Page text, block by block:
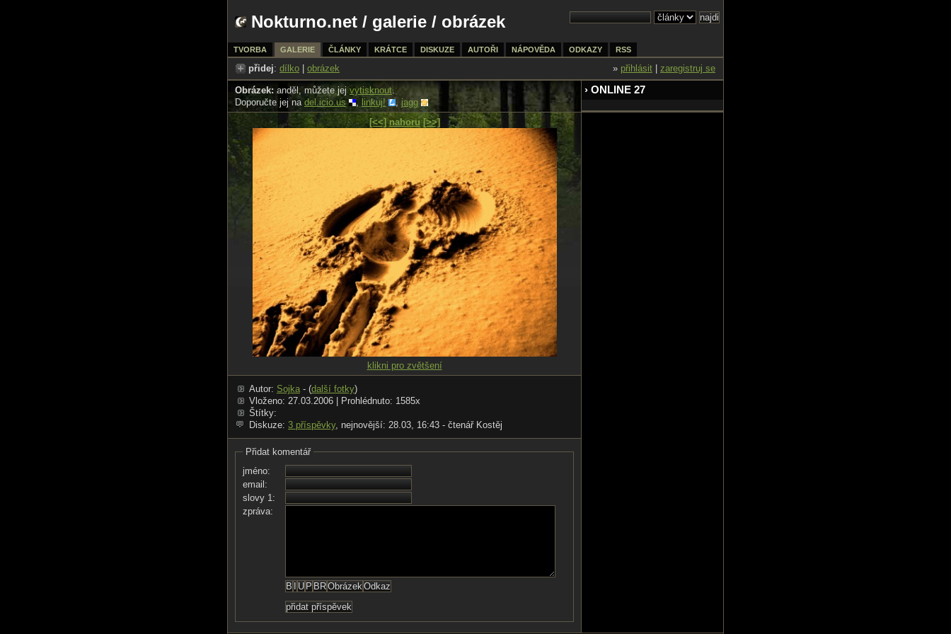
Nokturno.net / galerie / obrázek
TVORBA GALERIE ČLÁNKY KRÁTCE DISKUZE AUTOŘI NÁPOVĚDA ODKAZY RSS
přidej: dílko obrázek » přihlásit zaregistruj se
Obrázek: anděl, můžete jej vytisknout.
Doporučte jej na del.icio.us , linkuj! , jagg
[<<] nahoru [>>]
klikni pro zvětšení
Autor: Sojka - (další fotky)
Vloženo: 27.03.2006 | Prohlédnuto: 1585x
Štítky:
Diskuze: 3 příspěvky, nejnovější: 28.03, 16:43 - čtenář Kostěj
Přidat komentář
jméno:
email:
slovy 1:
zpráva:
› ONLINE 27